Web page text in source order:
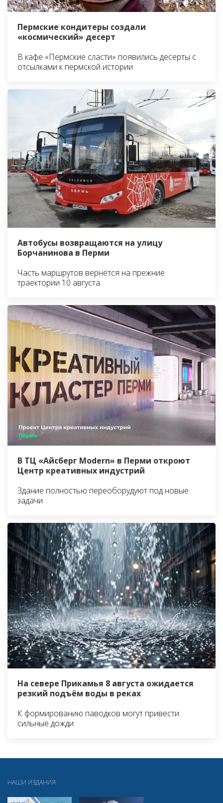
Пермские кондитеры создали
«космический» десерт
В кафе «Пермские сласти» появились десерты с
отсылками к пермской истории
Автобусы возвращаются на улицу
Борчанинова в Перми
Часть маршрутов вернётся на прежние
траектории 10 августа
В ТЦ «Айсберг Modern» в Перми откроют
Центр креативных индустрий
Здание полностью переоборудуют под новые
задачи
На севере Прикамья 8 августа ожидается
резкий подъём воды в реках
К формированию паводков могут привести
сильные дожди
НАШИ ИЗДАНИЯ